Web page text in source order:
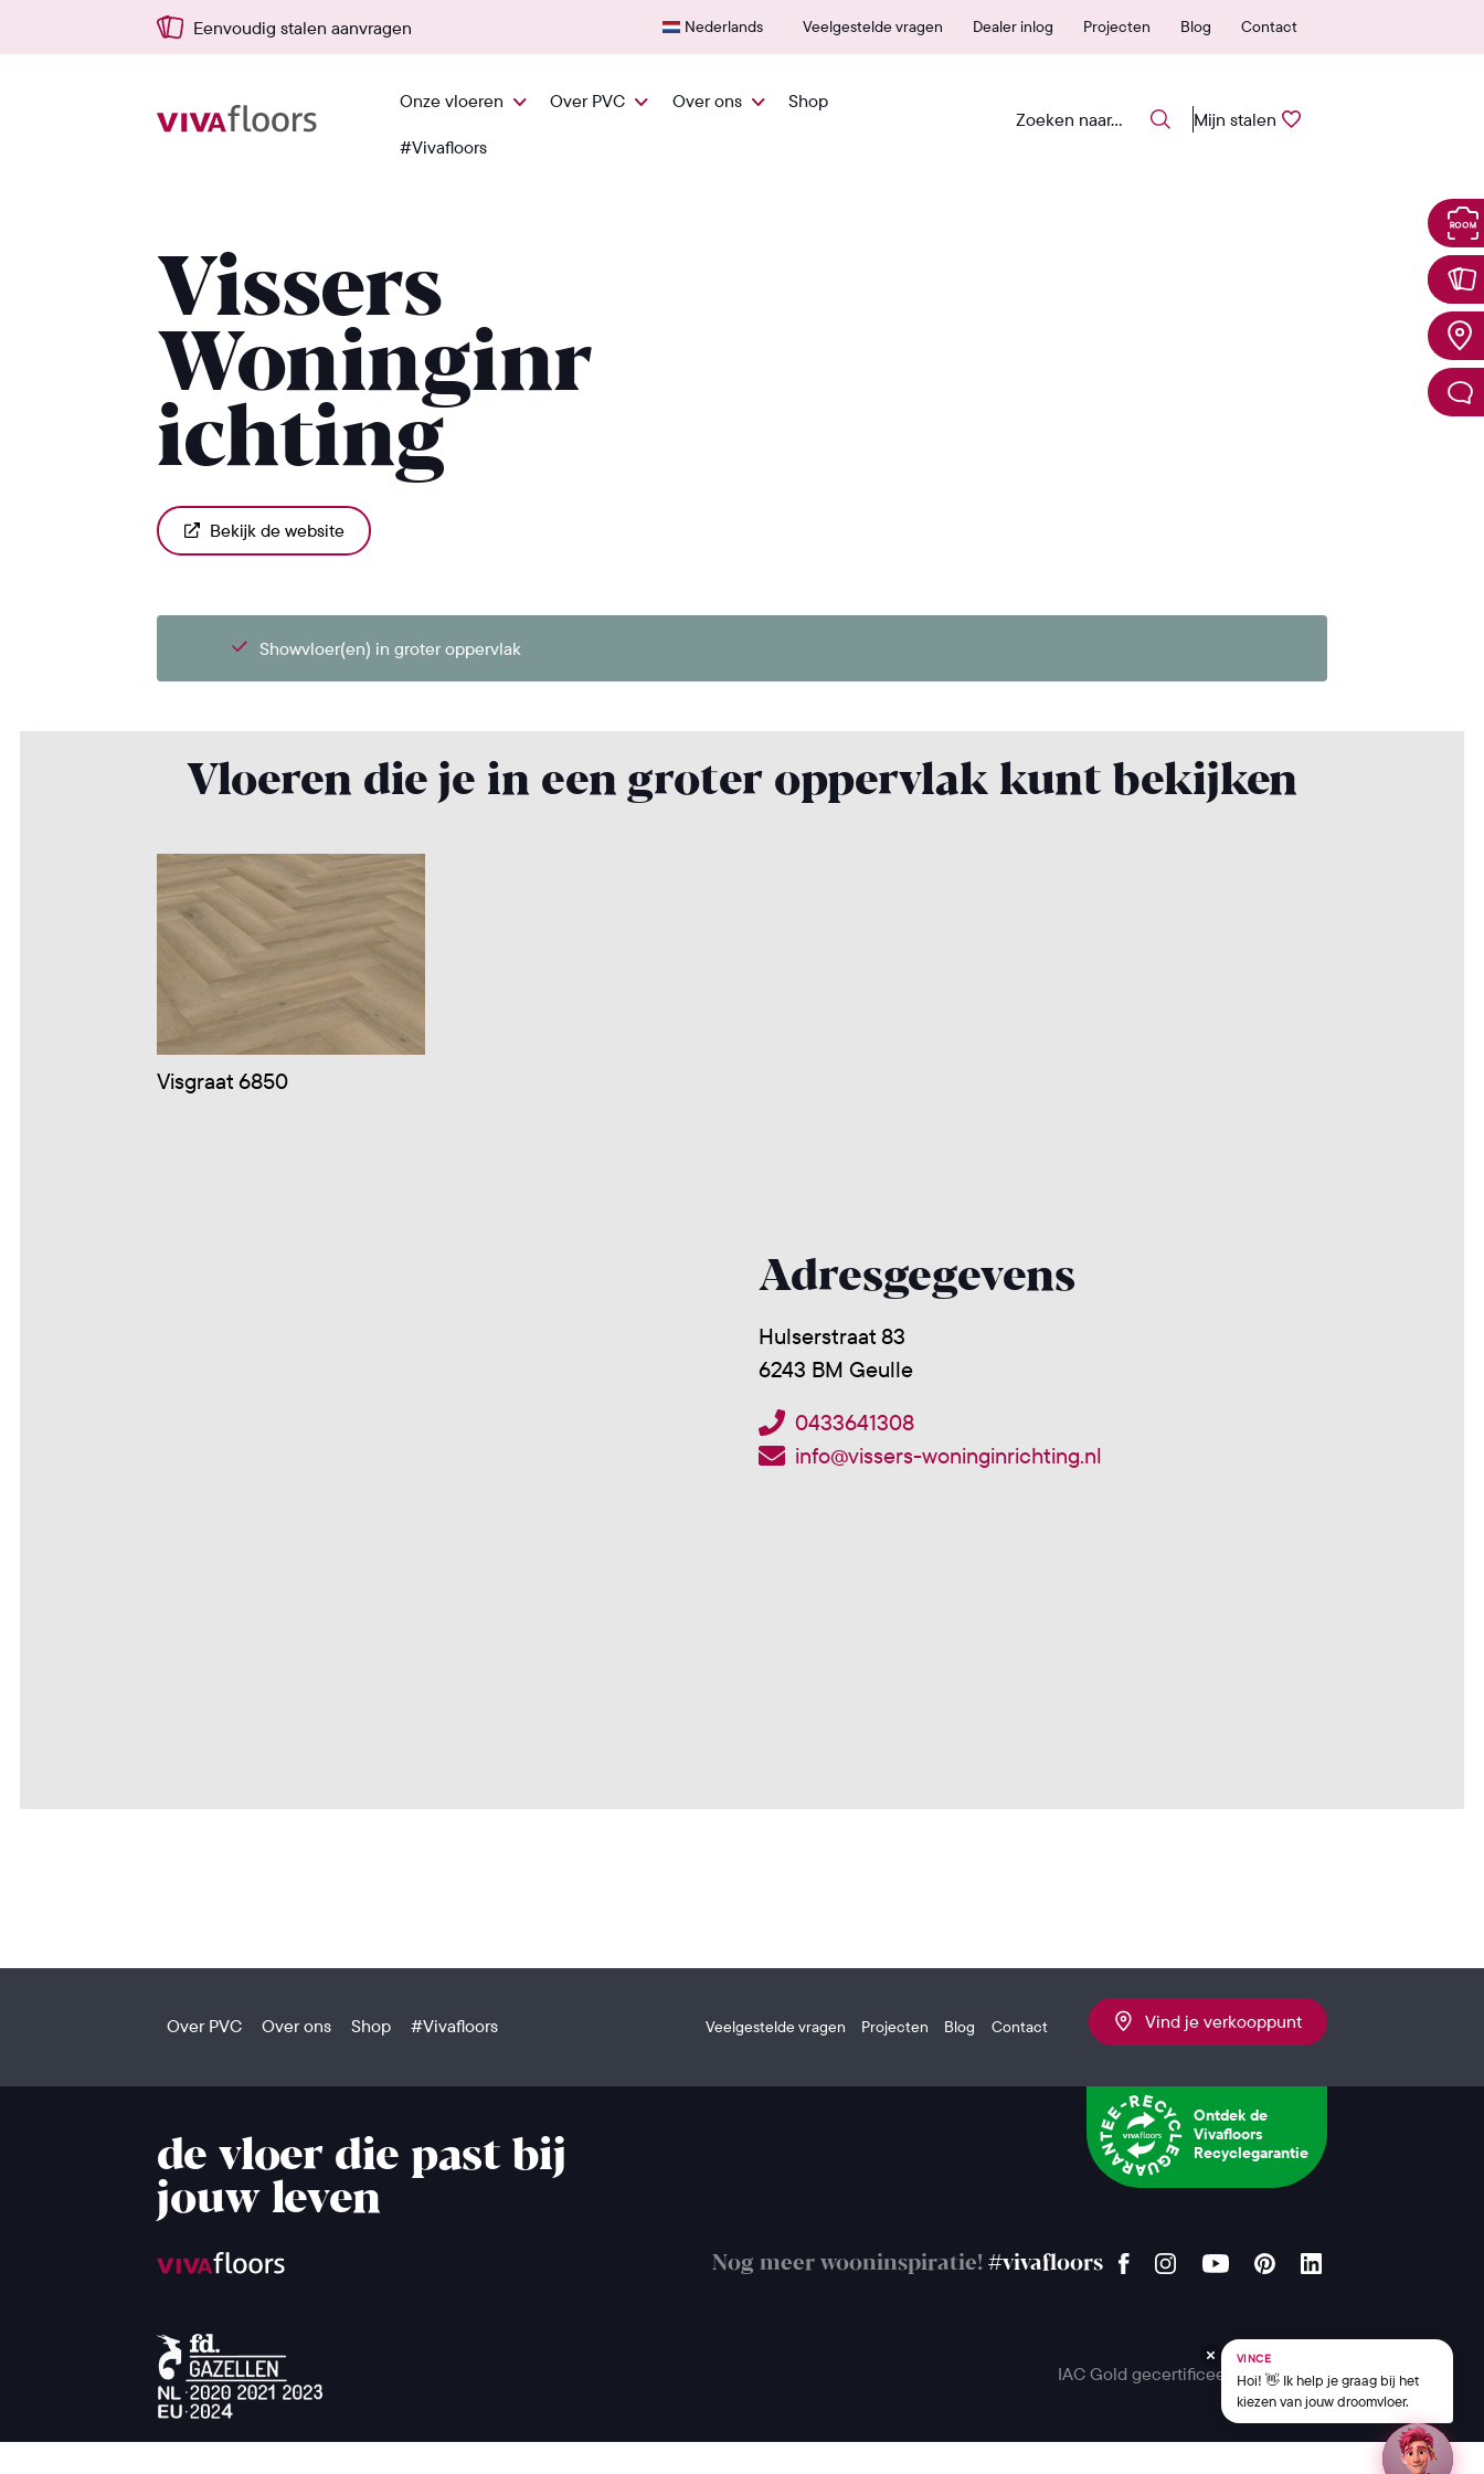
Eenvoudig stalen aanvragen Snel vanuit NL geleverd 600+ erkende verkooppunten
Nederlands Veelgestelde vragen Dealer inlog Projecten Blog Contact
Onze vloeren Over PVC Over ons Shop
#Vivafloors
Mijn stalen
Vissers
Woninginr
ichting
Bekijk de website
Showvloer(en) in groter oppervlak
Vloeren die je in een groter oppervlak kunt bekijken
Visgraat 6850
Adresgegevens
Hulserstraat 83
6243 BM Geulle
0433641308
info@vissers-woninginrichting.nl
Over PVC Over ons Shop #Vivafloors Veelgestelde vragen Projecten Blog Contact Vind je verkooppunt
de vloer die past bij
jouw leven
Ontdek de
Vivafloors
Recyclegarantie
Nog meer wooninspiratie! #vivafloors
IAC Gold gecertificeerd
VINCE
Hoi! 👋 Ik help je graag bij het
kiezen van jouw droomvloer.